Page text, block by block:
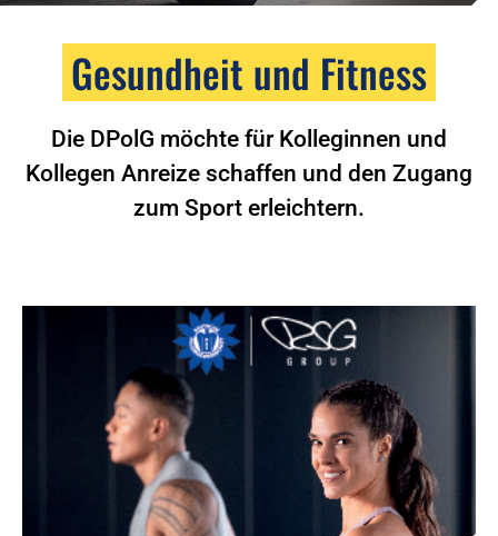
Gesundheit und Fitness
Die DPolG möchte für Kolleginnen und
Kollegen Anreize schaffen und den Zugang
zum Sport erleichtern.